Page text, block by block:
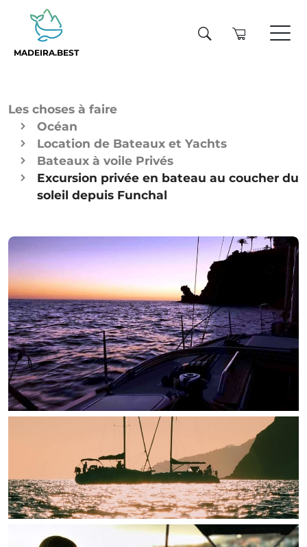
MADEIRA.BEST
Les choses à faire
Océan
Location de Bateaux et Yachts
Bateaux à voile Privés
Excursion privée en bateau au coucher du
soleil depuis Funchal